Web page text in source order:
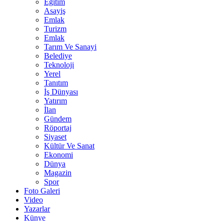
Eğitim
Asayiş
Emlak
Turizm
Emlak
Tarım Ve Sanayi
Belediye
Teknoloji
Yerel
Tanıtım
İş Dünyası
Yatırım
İlan
Gündem
Röportaj
Siyaset
Kültür Ve Sanat
Ekonomi
Dünya
Magazin
Spor
Foto Galeri
Video
Yazarlar
Künye